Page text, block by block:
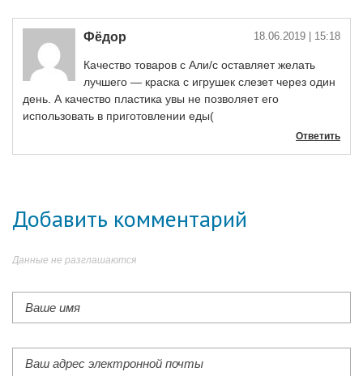
Фёдор 18.06.2019 | 15:18
Качество товаров с Али/с оставляет желать
лучшего — краска с игрушек слезет через один
день. А качество пластика увы не позволяет его
использовать в приготовлении еды(
Ответить
Добавить комментарий
Данные не разглашаются